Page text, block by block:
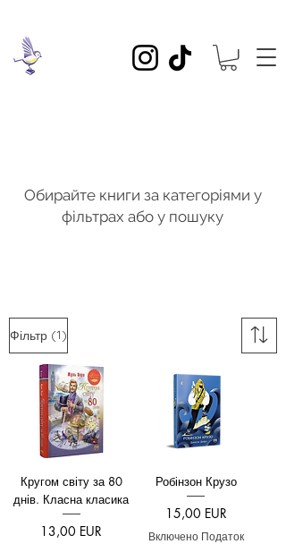
Обирайте книги за категоріями у
фільтрах або у пошуку
Фільтр (1)
Кругом світу за 80
днів. Класна класика
Ціна
13,00 EUR
Робінзон Крузо
Ціна
15,00 EUR
Включено Податок